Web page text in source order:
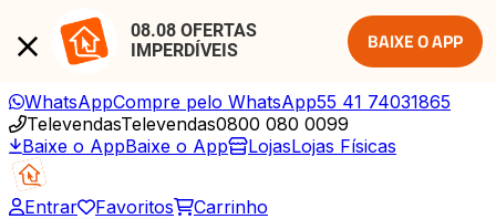
08.08 OFERTAS
IMPERDÍVEIS
BAIXE O APP
WhatsAppCompre pelo WhatsApp55 41 74031865
TelevendasTelevendas0800 080 0099
Baixe o AppBaixe o App LojasLojas Físicas
Entrar Favoritos Carrinho